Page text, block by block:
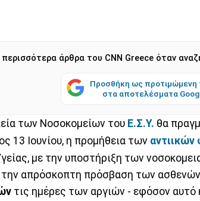
άρθρα του CNN Greece όταν
Προσθήκη ως προτιμώμενη
στα αποτελέσματα
των Νοσοκομείων του Ε.Σ.Υ. θα
13 Ιουνίου, η προμήθεια των
με την υποστήριξη των
την απρόσκοπτη πρόσβαση των
τις ημέρες των αργιών - εφόσον αυτό